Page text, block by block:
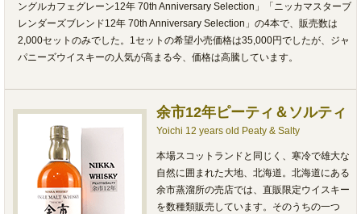
ングルカフェグレーン12年 70th Anniversary Selection」「ニッカマスターブ
レンダーズブレンド12年 70th Anniversary Selection」の4本で、販売数は
2,000セットのみでした。1セットの希望小売価格は35,000円でしたが、ジャ
パニーズウイスキーの人気が高まる今、価格は高騰しています。
余市12年ピーティ＆ソルティ
Yoichi 12 years old Peaty & Salty
本場スコットランドと同じく、寒冷で雄大な
自然に囲まれた大地、北海道。北海道にある
余市蒸溜所の売店では、直販限定ウイスキー
を数種類販売しています。そのうちの一つ